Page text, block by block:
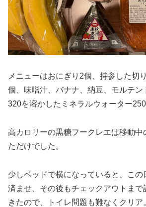
メニューはおにぎり2個、持参した切
個、味噌汁、バナナ、納豆、モルテン
320を溶かしたミネラルウォーター
高カロリーの黒糖フークレエは移動中
ただけでした。
少しベッドで横になっていると、この
済ませ、その後もチェックアウトまで
きたので、トイレ問題も難なくクリア